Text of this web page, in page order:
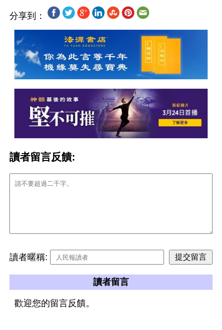
分享到：
讀者留言反饋:
讀者暱稱:
讀者留言
歡迎您的留言反饋。